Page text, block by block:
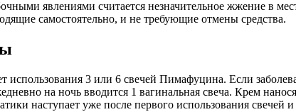
явлениями считается незначительное жжение в
самостоятельно, и не требующие отмены средства.
использования 3 или 6 свечей Пимафуцина. Если
на ночь вводится 1 вагинальная свеча. Крем
наступает уже после первого использования свечей